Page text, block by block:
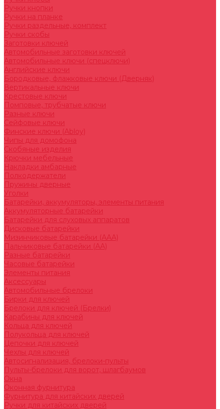
Ручки кнопки
Ручки на планке
Ручки раздельные, комплект
Ручки скобы
Заготовки ключей
Автомобильные заготовки ключей
Автомобильные ключи (спецключи)
Английские ключи
Бородковые, флажковые ключи (Дверняк)
Вертикальные ключи
Крестовые ключи
Помповые, трубчатые ключи
Разные ключи
Сейфовые ключи
Финские ключи (Abloy)
Чипы для домофона
Скобяные изделия
Крючки мебельные
Накладки амбарные
Полкодержатели
Пружины дверные
Уголки
Батарейки, аккумуляторы, элементы питания
Аккумуляторные батарейки
Батарейки для слуховых аппаратов
Дисковые батарейки
Мизинчиковые батарейки (AAA)
Пальчиковые батарейки (AA)
Разные батарейки
Часовые батарейки
Элементы питания
Аксессуары
Автомобильные брелоки
Бирки для ключей
Брелоки для ключей (Брелки)
Карабины для ключей
Кольца для ключей
Полукольца для ключей
Цепочки для ключей
Чехлы для ключей
Автосигнализация, брелоки-пульты
Пульты-брелоки для ворот, шлагбаумов
Окна
Оконная фурнитура
Фурнитура для китайских дверей
Ручки для китайских дверей